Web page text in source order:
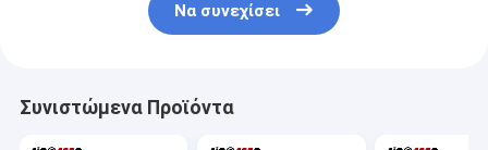
Να συνεχίσει
Συνιστώμενα Προϊόντα